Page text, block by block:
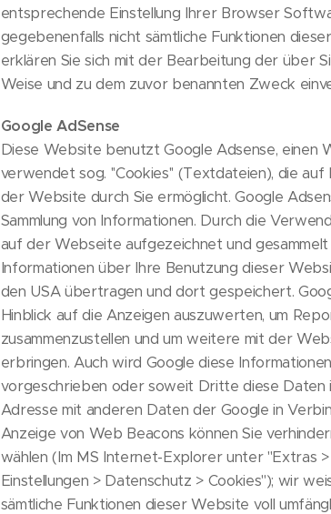
entsprechende Einstellung Ihrer Browser
gegebenenfalls nicht sämtliche Funktionen
erklären Sie sich mit der Bearbeitung der über
Weise und zu dem zuvor benannten Zweck
Google AdSense
Diese Website benutzt Google Adsense, einen
verwendet sog. ''Cookies'' (Textdateien), die
der Website durch Sie ermöglicht. Google
Sammlung von Informationen. Durch die
auf der Webseite aufgezeichnet und
Informationen über Ihre Benutzung dieser
den USA übertragen und dort gespeichert.
Hinblick auf die Anzeigen auszuwerten, um
zusammenzustellen und um weitere mit der
erbringen. Auch wird Google diese
vorgeschrieben oder soweit Dritte diese Daten
Adresse mit anderen Daten der Google in
Anzeige von Web Beacons können Sie
wählen (Im MS Internet-Explorer unter ''Extras
Einstellungen > Datenschutz > Cookies''); wir
sämtliche Funktionen dieser Website voll